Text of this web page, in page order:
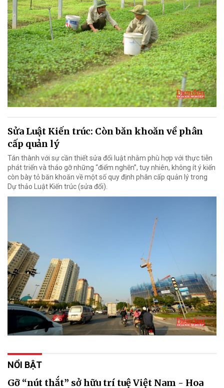
Sửa Luật Kiến trúc: Còn băn khoăn về phân
cấp quản lý
Tán thành với sự cần thiết sửa đổi luật nhằm phù hợp với thực tiễn
phát triển và tháo gỡ những “điểm nghẽn”, tuy nhiên, không ít ý kiến
còn bày tỏ băn khoăn về một số quy định phân cấp quản lý trong
Dự thảo Luật Kiến trúc (sửa đổi).
NỔI BẬT
Gỡ “nút thắt” sở hữu trí tuệ Việt Nam - Hoa